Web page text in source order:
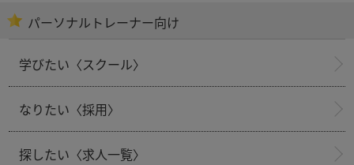
パーソナルトレーナー向け
学びたい〈スクール〉
なりたい〈採用〉
探したい〈求人一覧〉